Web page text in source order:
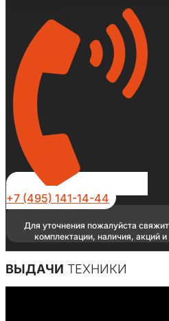
+7 (495) 141-14-44
Для уточнения пожалуйста
комплектации, наличия, акций
ВЫДАЧИ ТЕХНИКИ